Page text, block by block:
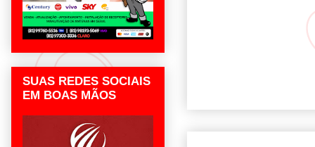
SUAS REDES SOCIAIS
EM BOAS MÃOS